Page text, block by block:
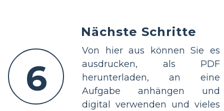
6
Nächste Schritte
Von hier aus können Sie es
ausdrucken, als PDF
herunterladen, an eine
Aufgabe anhängen und
digital verwenden und vieles